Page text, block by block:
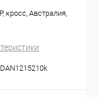
кросс, Австралия,